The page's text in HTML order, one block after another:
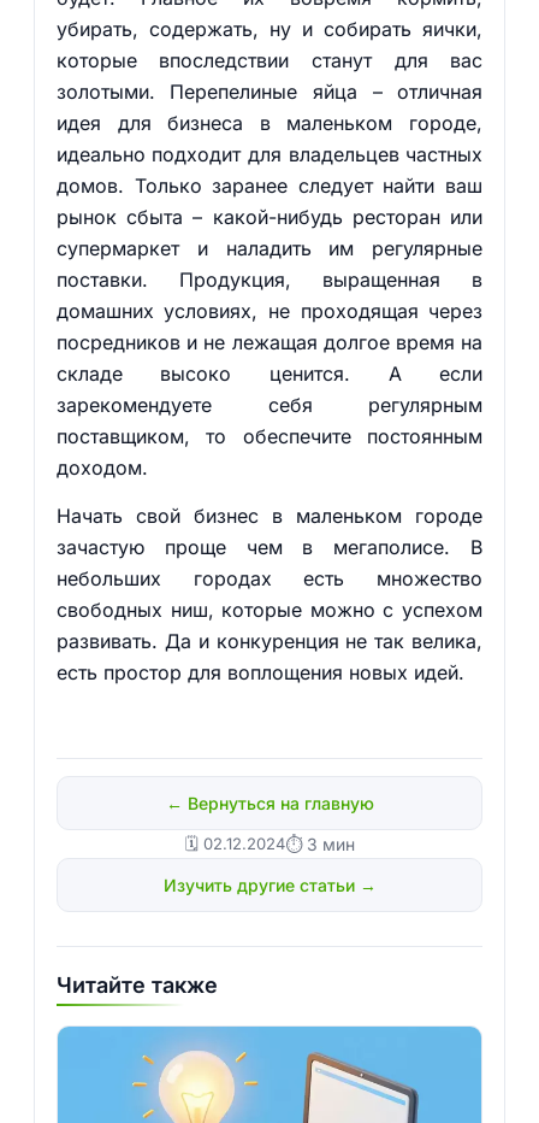
убирать, содержать, ну и собирать яички,
которые впоследствии станут для вас
золотыми. Перепелиные яйца – отличная
идея для бизнеса в маленьком городе,
идеально подходит для владельцев частных
домов. Только заранее следует найти ваш
рынок сбыта – какой-нибудь ресторан или
супермаркет и наладить им регулярные
поставки. Продукция, выращенная в
домашних условиях, не проходящая через
посредников и не лежащая долгое время на
складе высоко ценится. А если
зарекомендуете себя регулярным
поставщиком, то обеспечите постоянным
доходом.
Начать свой бизнес в маленьком городе
зачастую проще чем в мегаполисе. В
небольших городах есть множество
свободных ниш, которые можно с успехом
развивать. Да и конкуренция не так велика,
есть простор для воплощения новых идей.
← Вернуться на главную
🗓️ 02.12.2024⏱ 3 мин
Изучить другие статьи →
Читайте также